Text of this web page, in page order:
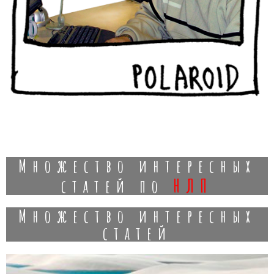
Множество интересных
статей по нлп
Множество интересных
статей